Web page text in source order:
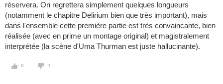
réservera. On regrettera simplement quelques longueurs
(notamment le chapitre Delirium bien que très important), mais
dans l'ensemble cette première partie est très convaincante, bien
réalisée (avec en prime un montage original) et magistralement
interprétée (la scène d'Uma Thurman est juste hallucinante).
0 1